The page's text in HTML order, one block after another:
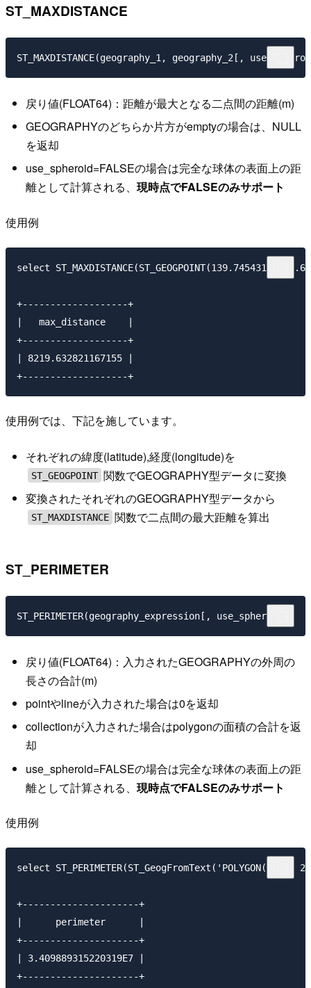
ST_MAXDISTANCE
戻り値(FLOAT64)：距離が最大となる二点間の距離(m)
GEOGRAPHYのどちらか片方がemptyの場合は、NULL
を返却
use_spheroid=FALSEの場合は完全な球体の表面上の距
離として計算される、 現時点でFALSEのみサポート
使用例
select ST_MAXDISTANCE(ST_GEOGPOINT(139.7454316,
+-------------------+
|   max_distance    |
+-------------------+
| 8219.632821167155 |
使用例では、下記を施しています。
それぞれの緯度(latitude),経度(longitude)を
ST_GEOGPOINT 関数でGEOGRAPHY型データに変換
変換されたそれぞれのGEOGRAPHY型データから
ST_MAXDISTANCE 関数で二点間の最大距離を算出
ST_PERIMETER
戻り値(FLOAT64)：入力されたGEOGRAPHYの外周の
長さの合計(m)
pointやlineが入力された場合は0を返却
collectionが入力された場合はpolygonの面積の合計を返
却
use_spheroid=FALSEの場合は完全な球体の表面上の距
離として計算される、 現時点でFALSEのみサポート
使用例
select
+---------------------+
|      perimeter      |
+---------------------+
| 3.409889315220319E7 |